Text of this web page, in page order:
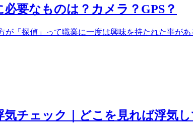
要なものは？カメラ？GPS？
が「探偵」って職業に一度は興味を持たれた事が
チェック｜どこを見れば浮気